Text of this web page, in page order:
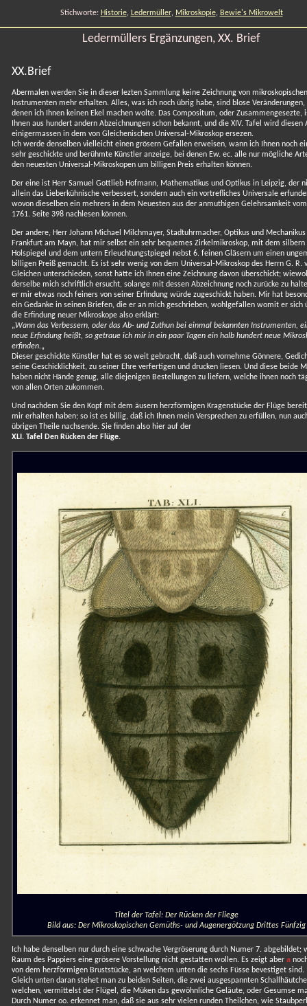
Stichworte: Historie, Ledermüller, Mikroskopie, Bewie's Mikrowelt
Ledermüllers Ergänzungen, XX. Brief
XX.Brief
Abermalen werden Sie in dieser lezten Sammlung keine Zeichnung von mikroskopischen
Instrumenten mehr erhalten. Alles, was ich noch übrig habe, sind blose
denen ich Ihnen keinen Ekel machen wolte. Das Compositum, oder Zusammengesezte,
Ihnen aus hundert andern Abzeichnungen schon bekannt, und die XIV. Tafel wird diesen
einigermassen in dem von Gleichenischen Universal-Mikroskop ersezen.
Ich werde denselben vielleicht einen grösern Gefallen erweisen, wann ich Ihnen noch
sehr geschickte und berühmte Künstler anzeige, bei denen Ew. ec. alle nur mögliche
den neuesten Universal-Mikroskopen um billigen Preis erhalten können.
Der eine ist Herr Samuel Gottlieb Hofmann, Mathematikus und Optikus in Leipzig, der
allein das Lieberkühnische verbessert, sondern auch ein vortrefliches Universale
wovon dieselben ein mehrers in dem Neuesten aus der anmuthigen Gelehrsamkeit
1761. Seite 398 nachlesen können.
Der andere, Herr Johann Michael Milchmayer, Stadtuhrmacher, Optikus und Mechanikus
Frankfurt am Mayn, hat mir selbst ein sehr bequemes Zirkelmikroskop, mit dem silbern
Holspiegel und dem untern Erleuchtungstpiegel nebst 6. feinen Gläsern um einen
billigen Preiß gemacht. Es ist sehr wenig von dem Universal-Mikroskop des Herrn G. R.
Gleichen unterschieden, sonst hätte ich Ihnen eine Zeichnung davon überschickt;
derselbe mich schriftlich ersucht, solange mit dessen Abzeichnung noch zurücke zu
er mir etwas noch feiners von seiner Erfindung würde zugeschickt haben. Mir hat
ein Gedanke in seinen Briefen, die er an mich geschrieben, wohlgefallen womit er sich
die Erfindung neuer Mikroskope also erklärt:
„Wann das Verbessern, oder das Ab- und Zuthun bei einmal bekannten Instrumenten,
neue Erfindung heißt, so getraue ich mir in ein paar Tagen ein halb hundert neue
erfinden.„
Dieser geschickte Künstler hat es so weit gebracht, daß auch vornehme Gönnere,
seine Geschicklichkeit, zu seiner Ehre verfertigen und drucken liesen. Und diese beide
haben nicht Hände genug, alle diejenigen Bestellungen zu liefern, welche ihnen noch
von allen Orten zukommen.
Und nachdem Sie den Kopf mit dem äusern herzförmigen Kragenstücke der Flüge
mir erhalten haben; so ist es billig, daß ich Ihnen mein Versprechen zu erfüllen, nun
übrigen Theile nachsende. Sie finden also hier auf der
XLI. Tafel Den Rücken der Flüge.
Titel der Tafel: Der Rücken der Fliege
Bild aus: Der Mikroskopischen Gemüths- und Augenergötzung Drittes Fünfzig
Ich habe denselben nur durch eine schwache Vergröserung durch Numer 7. abgebildet;
Raum des Pappiers eine grösere Vorstellung nicht gestatten wollen. Es zeigt aber a
von dem herzförmigen Bruststücke, an welchem unten die sechs Füsse bevestiget sind.
Gleich unten daran stehet man zu beiden Seiten, die zwei ausgespannten
welchen, vermittelst der Flügel, die Müken das gewöhnliche Geläute, oder Gesumse
Durch Numer oo. erkennet man, daß sie aus sehr vielen runden Theilchen, wie